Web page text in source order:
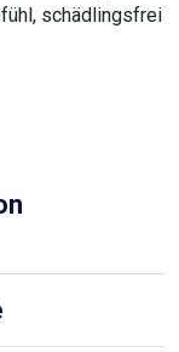
schädlingsfrei